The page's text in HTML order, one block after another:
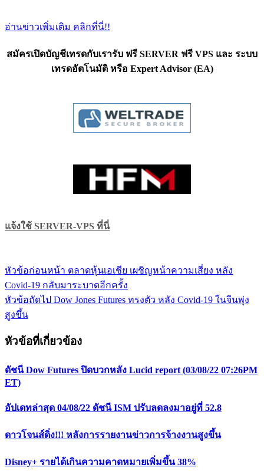
อ่านข่าวเพิ่มเติม คลิกที่นี่!!
สมัครเปิดบัญชีเทรดกับเรารับ ฟรี SERVER ฟรี VPS และ ระบบ
เทรดอัตโนมัติ หรือ Expert Advisor (EA)
แจ้งใช้ SERVER-VPS ที่นี่
แนะแนว
เรื่อง
หัวข้อก่อนหน้า ตลาดหุ้นเอเชีย เผชิญหน้าความเสี่ยง หลัง
Covid-19 กลับมาระบาดอีกครั้ง
หัวข้อถัดไป Dow Jones Futures ทรงตัว หลัง Covid-19 ในจีนพุ่ง
สูงขึ้น
หัวข้อที่เกี่ยวข้อง
ดัชนี Dow Futures ปิดบวกหลัง Lucid report (03/08/22 07:26PM
ET)
อัปเดทล่าสุด 04/08/22 ดัชนี ISM ปรับลดลงมาอยู่ที่ 52.8
ดาวโจนส์ดิ่ง!!! หลังการรายงานข่าวการจ้างงานสูงขึ้น
Disney+ รายได้เกินความคาดหมายเพิ่มขึ้น 38%